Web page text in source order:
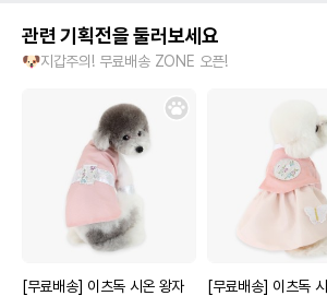
관련 기획전을 둘러보세요
🐶지갑주의! 무료배송 ZONE 오픈!
[무료배송] 이츠독 시온 왕자
[무료배송] 이츠독